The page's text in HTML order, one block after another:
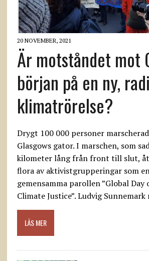
20 NOVEMBER, 2021
Är motståndet mot
början på en ny,
klimatrörelse?
Drygt 100 000 personer
Glasgows gator. I marschen, som
kilometer lång från front till slut,
flora av aktivistgrupperingar som
gemensamma parollen ”Global
Climate Justice”. Ludvig
LÄS MER